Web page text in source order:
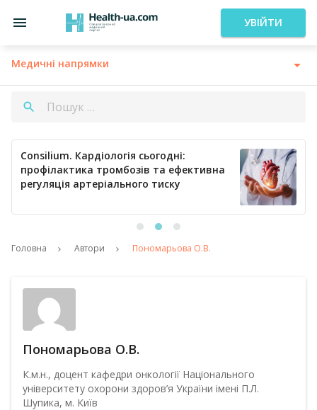
УВІЙТИ
Медичні напрямки
Consilium. Кардіологія сьогодні:
профілактика тромбозів та ефективна
регуляція артеріального тиску
Головна Автори Пономарьова О.В.
Пономарьова О.В.
К.м.н., доцент кафедри онкології Національного
університету охорони здоров’я України імені П.Л.
Шупика, м. Київ